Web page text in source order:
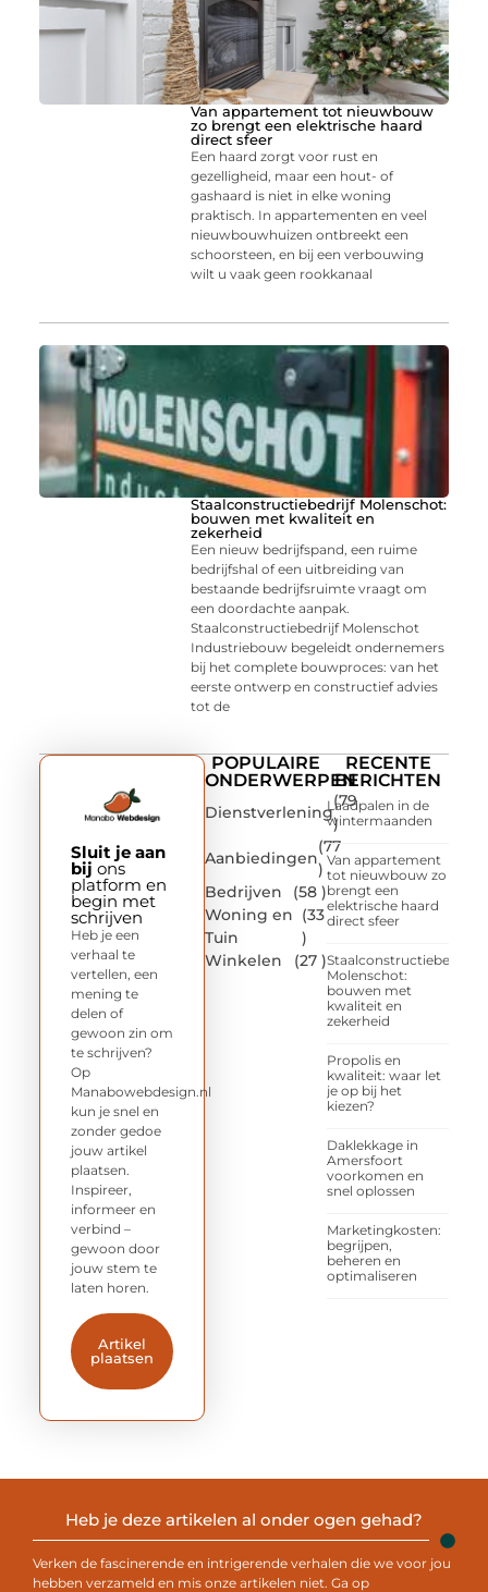
Van appartement tot nieuwbouw
zo brengt een elektrische haard
direct sfeer
Een haard zorgt voor rust en
gezelligheid, maar een hout- of
gashaard is niet in elke woning
praktisch. In appartementen en veel
nieuwbouwhuizen ontbreekt een
schoorsteen, en bij een verbouwing
wilt u vaak geen rookkanaal
Staalconstructiebedrijf Molenschot:
bouwen met kwaliteit en
zekerheid
Een nieuw bedrijfspand, een ruime
bedrijfshal of een uitbreiding van
bestaande bedrijfsruimte vraagt om
een doordachte aanpak.
Staalconstructiebedrijf Molenschot
Industriebouw begeleidt ondernemers
bij het complete bouwproces: van het
eerste ontwerp en constructief advies
tot de
POPULAIRE
ONDERWERPEN
Dienstverlening
(79
)
Aanbiedingen
(77
)
Bedrijven
(58 )
Woning en
Tuin
(33
)
Winkelen
(27 )
RECENTE
BERICHTEN
Laadpalen in de
wintermaanden
Van appartement
tot nieuwbouw zo
brengt een
elektrische haard
direct sfeer
Staalconstructiebedrijf
Molenschot:
bouwen met
kwaliteit en
zekerheid
Propolis en
kwaliteit: waar let
je op bij het
kiezen?
Daklekkage in
Amersfoort
voorkomen en
snel oplossen
Marketingkosten:
begrijpen,
beheren en
optimaliseren
Sluit je aan
bij ons
platform en
begin met
schrijven
Heb je een
verhaal te
vertellen, een
mening te
delen of
gewoon zin om
te schrijven?
Op
Manabowebdesign.nl
kun je snel en
zonder gedoe
jouw artikel
plaatsen.
Inspireer,
informeer en
verbind –
gewoon door
jouw stem te
laten horen.
Artikel
plaatsen
Heb je deze artikelen al onder ogen gehad?
Verken de fascinerende en intrigerende verhalen die we voor jou
hebben verzameld en mis onze artikelen niet. Ga op